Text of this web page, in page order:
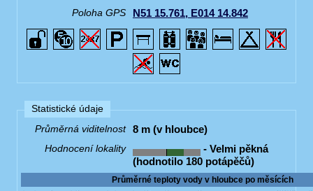
Poloha GPS N51 15.761, E014 14.842
Statistické údaje
Průměrná viditelnost
8 m (v hloubce)
Hodnocení lokality
- Velmi pěkná
(hodnotilo 180 potápěčů)
Průměrné teploty vody v hloubce po měsících